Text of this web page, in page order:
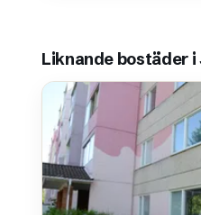
Liknande bostäder i